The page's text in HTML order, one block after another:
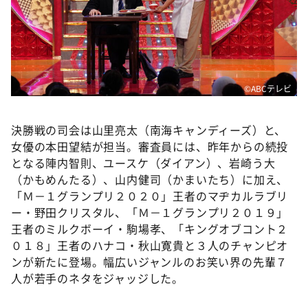
©️ABCテレビ
決勝戦の司会は山里亮太（南海キャンディーズ）と、
女優の本田望結が担当。審査員には、昨年からの続投
となる陣内智則、ユースケ（ダイアン）、岩崎う大
（かもめんたる）、山内健司（かまいたち）に加え、
「Ｍ－１グランプリ２０２０」王者のマヂカルラブリ
ー・野田クリスタル、「Ｍ－１グランプリ２０１９」
王者のミルクボーイ・駒場孝、「キングオブコント２
０１８」王者のハナコ・秋山寛貴と３人のチャンピオ
ンが新たに登場。幅広いジャンルのお笑い界の先輩７
人が若手のネタをジャッジした。